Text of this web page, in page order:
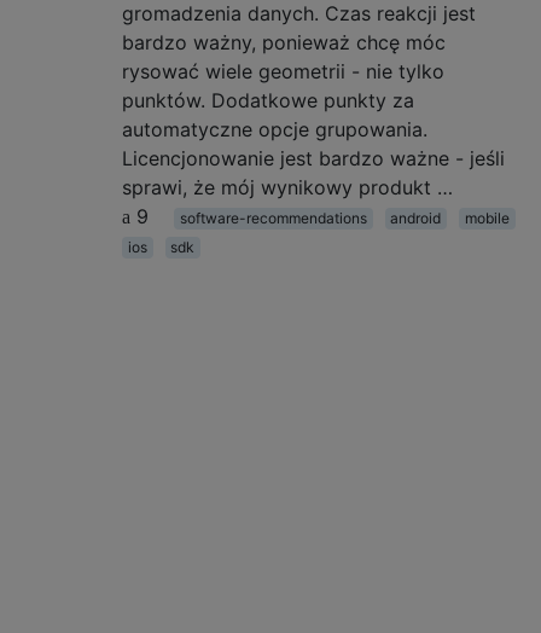
gromadzenia danych. Czas reakcji jest
bardzo ważny, ponieważ chcę móc
rysować wiele geometrii - nie tylko
punktów. Dodatkowe punkty za
automatyczne opcje grupowania.
Licencjonowanie jest bardzo ważne - jeśli
sprawi, że mój wynikowy produkt …
9
software-recommendations android
mobile
ios
sdk